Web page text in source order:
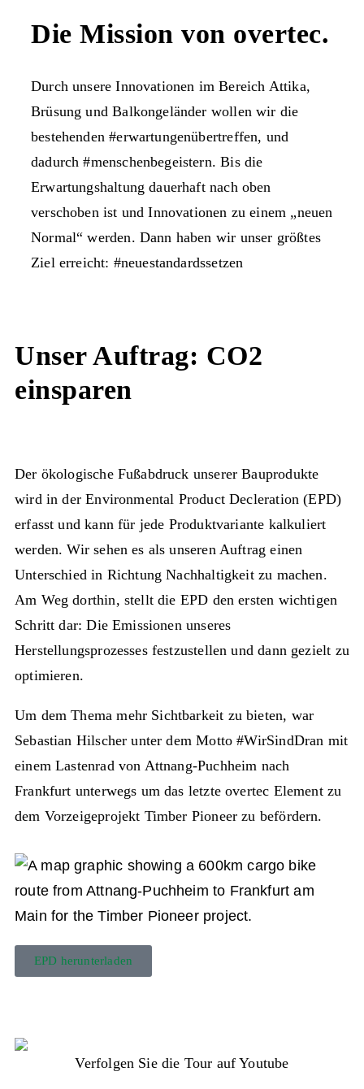
Die Mission von overtec.
Durch unsere Innovationen im Bereich Attika,
Brüsung und Balkongeländer wollen wir die
bestehenden #erwartungenübertreffen, und
dadurch #menschenbegeistern. Bis die
Erwartungshaltung dauerhaft nach oben
verschoben ist und Innovationen zu einem „neuen
Normal“ werden. Dann haben wir unser größtes
Ziel erreicht: #neuestandardssetzen
Unser Auftrag: CO2
einsparen
Der ökologische Fußabdruck unserer Bauprodukte
wird in der Environmental Product Decleration (EPD)
erfasst und kann für jede Produktvariante kalkuliert
werden. Wir sehen es als unseren Auftrag einen
Unterschied in Richtung Nachhaltigkeit zu machen.
Am Weg dorthin, stellt die EPD den ersten wichtigen
Schritt dar: Die Emissionen unseres
Herstellungsprozesses festzustellen und dann gezielt zu
optimieren.
Um dem Thema mehr Sichtbarkeit zu bieten, war
Sebastian Hilscher unter dem Motto #WirSindDran mit
einem Lastenrad von Attnang-Puchheim nach
Frankfurt unterwegs um das letzte overtec Element zu
dem Vorzeigeprojekt Timber Pioneer zu befördern.
EPD herunterladen
Verfolgen Sie die Tour auf Youtube